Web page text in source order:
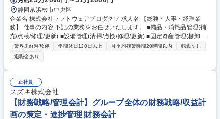
静岡県浜松市中央区
企業名 株式会社ソフトウェアプロダクツ 求人名 【総務・人事・経理業
務】 仕事の内容 下記の業務をお任せいたします。 ■備品・消耗品管理(補
充/点検/修理/更新) ■設備管理(清掃/点検/修理/更新) ■固定資産管理(棚卸し)
■契約書管理(チェック/保管) ■社内規定の策定(策定/改定/従業員承認) ■採
用(募集/書類選考/試験/面接段取り/学校訪問) ■教育・研修(全社教育の企画,
実施/研修手配) ■給与計算(給与/賞与/年末調整/社会保険算定) ■労務(勤怠管
理/社会保険の手続き/36協定/派遣管理) ■経理(請求/仕訳作成/月次決算/年度
決算) ■予算実績管理(年度予算のとりまとめ/実績集計) ■支払(経費精算/買
掛金/未払金/給与/納税) 【業務内容の変更範囲】なし 募集職種 【総務・人
事・経理業務】
業界未経験歓迎 年間休日120日以上 月平均残業時間20時間以内
転勤なし
退職金あり
正社員
スズキ株式会社
【財務戦略/管理会計】グループ全体の財務戦略/収益計
画の策定・進捗管理 財務会計